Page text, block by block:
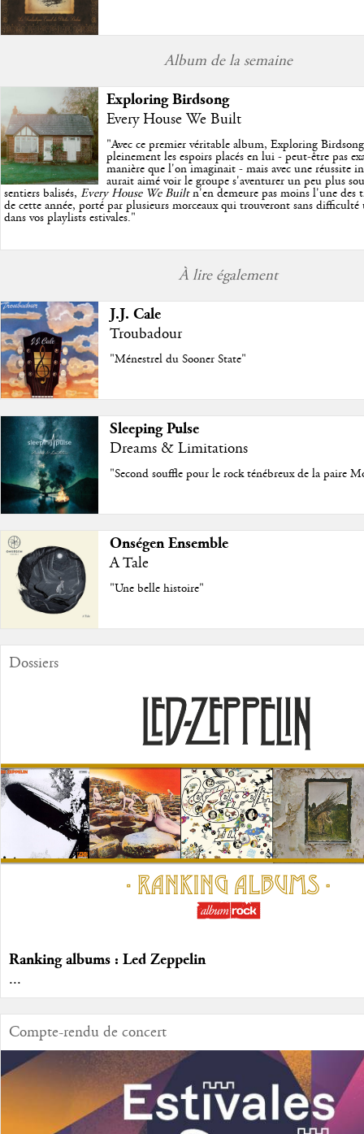
Album de la semaine
Exploring Birdsong
Every House We Built
"Avec ce premier véritable album, Exploring
pleinement les espoirs placés en lui - peut-être pas
manière que l'on imaginait - mais avec une réussite
aurait aimé voir le groupe s'aventurer un peu plus
sentiers balisés, Every House We Builtn'en demeure pas moins l'une des
de cette année, porté par plusieurs morceaux qui trouveront sans difficulté
dans vos playlists estivales."
À lire également
J.J. Cale
Troubadour
"Ménestrel du Sooner State"
Sleeping Pulse
Dreams & Limitations
"Second souffle pour le rock ténébreux de la paire
Onségen Ensemble
A Tale
"Une belle histoire"
Dossiers
Ranking albums : Led Zeppelin
...
Compte-rendu de concert